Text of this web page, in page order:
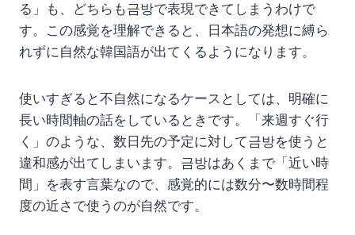
る」も、どちらも금방で表現できてしまうわけで
す。この感覚を理解できると、日本語の発想に縛ら
れずに自然な韓国語が出てくるようになります。
使いすぎると不自然になるケースとしては、明確に
長い時間軸の話をしているときです。「来週すぐ行
く」のような、数日先の予定に対して금방を使うと
違和感が出てしまいます。금방はあくまで「近い時
間」を表す言葉なので、感覚的には数分〜数時間程
度の近さで使うのが自然です。